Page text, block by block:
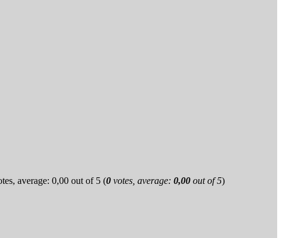
(0 votes, average: 0,00 out of 5)